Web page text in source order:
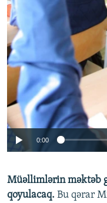
0:00
Müəllimlərin məktəb
qoyulacaq. Bu qərar